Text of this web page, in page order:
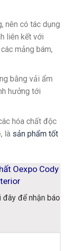
nên có tác dụng
liên kết với
mảng bám,
bằng vải ẩm
hưởng tới
hóa chất độc
là sản phẩm tốt
Oexpo Cody
để nhận báo